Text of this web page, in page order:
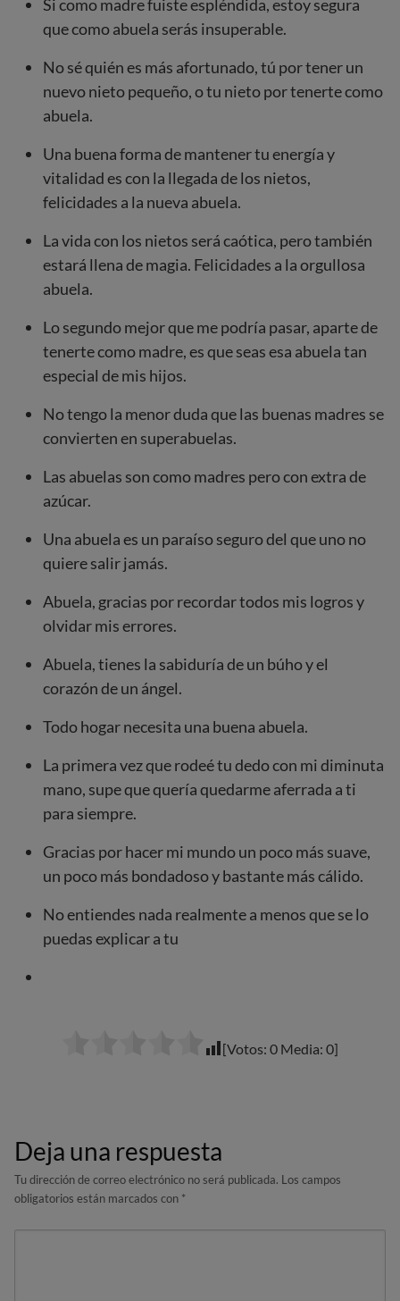
Si como madre fuiste espléndida, estoy segura
que como abuela serás insuperable.
No sé quién es más afortunado, tú por tener un
nuevo nieto pequeño, o tu nieto por tenerte como
abuela.
Una buena forma de mantener tu energía y
vitalidad es con la llegada de los nietos,
felicidades a la nueva abuela.
La vida con los nietos será caótica, pero también
estará llena de magia. Felicidades a la orgullosa
abuela.
Lo segundo mejor que me podría pasar, aparte de
tenerte como madre, es que seas esa abuela tan
especial de mis hijos.
No tengo la menor duda que las buenas madres se
convierten en superabuelas.
Las abuelas son como madres pero con extra de
azúcar.
Una abuela es un paraíso seguro del que uno no
quiere salir jamás.
Abuela, gracias por recordar todos mis logros y
olvidar mis errores.
Abuela, tienes la sabiduría de un búho y el
corazón de un ángel.
Todo hogar necesita una buena abuela.
La primera vez que rodeé tu dedo con mi diminuta
mano, supe que quería quedarme aferrada a ti
para siempre.
Gracias por hacer mi mundo un poco más suave,
un poco más bondadoso y bastante más cálido.
No entiendes nada realmente a menos que se lo
puedas explicar a tu
[Votos: 0 Media: 0]
Deja una respuesta
Tu dirección de correo electrónico no será publicada. Los campos
obligatorios están marcados con *